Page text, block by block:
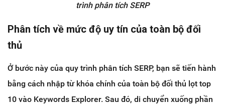
trình phân tích SERP
Phân tích về mức độ uy tín của toàn bộ đối
thủ
Ở bước này của quy trình phân tích SERP, bạn sẽ tiến hành
bằng cách nhập từ khóa chính của toàn bộ đối thủ lọt top
10 vào Keywords Explorer. Sau đó, di chuyển xuống phần